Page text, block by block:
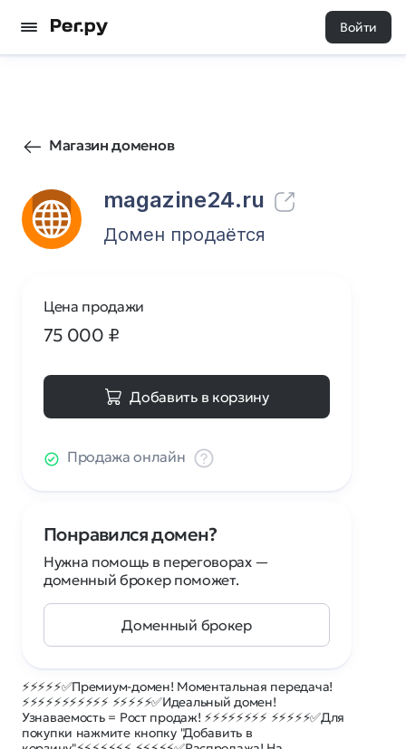
Войти
Магазин доменов
magazine24.ru
233 0
Домен продаётся
⚡⚡⚡⚡⚡✅Премиум-домен! Моментальная передача!
⚡⚡⚡⚡⚡⚡⚡⚡⚡⚡⚡ ⚡⚡⚡⚡⚡✅Идеальный домен!
Узнаваемость = Рост продаж! ⚡⚡⚡⚡⚡⚡⚡⚡ ⚡⚡⚡⚡⚡✅Для
покупки нажмите кнопку "Добавить в
Цена продажи
75 000 ₽
Добавить в корзину
Продажа онлайн
Понравился домен?
Нужна помощь в переговорах —
доменный брокер поможет.
Доменный брокер